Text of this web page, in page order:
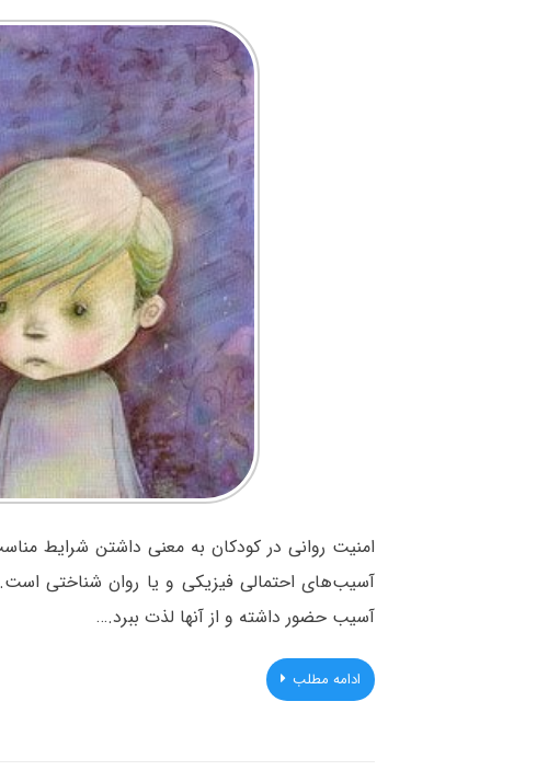
امنیت روانی در کودکان به معنی داشتن شرایط
آسیب‌های احتمالی فیزیکی و یا روان شناختی است.
آسیب حضور داشته و از آنها لذت ببرد.…
ادامه مطلب